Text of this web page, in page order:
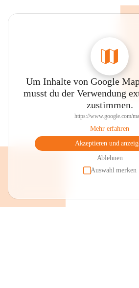
Um Inhalte von Google
musst du der Verwendung
zustimmen.
https://www.google.com/
Mehr erfahren
Akzeptieren und
Ablehnen
Auswahl merken